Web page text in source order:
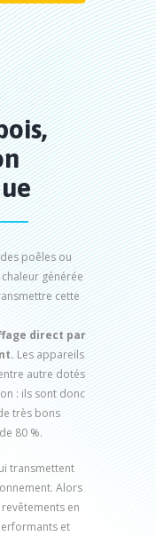
poêles ou
générée
cette
direct par
Les appareils
autre dotés
: ils sont donc
très bons
80 %.
transmettent
Alors
en
et